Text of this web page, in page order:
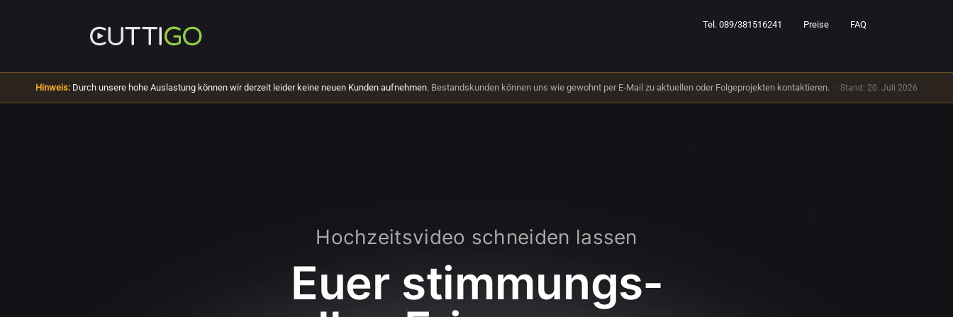
Tel. 089/381516241 Preise FAQ
Hinweis: Durch unsere hohe Auslastung können wir derzeit leider keine neuen Kunden aufnehmen. Bestandskunden können uns wie gewohnt per E‑Mail zu aktuellen oder Folgeprojekten kontaktieren. · Stand: 20. Juli 2026
Hochzeitsvideo schneiden lassen
Euer stimmungs­